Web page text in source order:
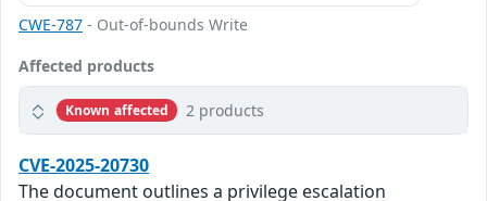
CWE-787 - Out-of-bounds Write
Affected products
Known affected 2 products
CVE-2025-20730
The document outlines a privilege escalation